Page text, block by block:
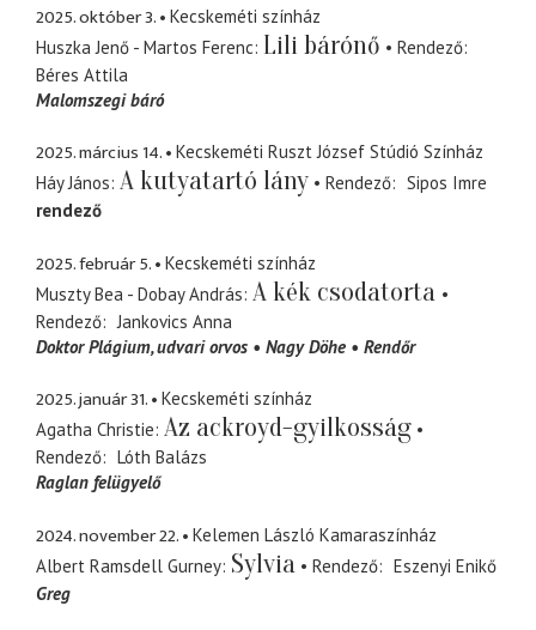
2025. október 3.
Kecskeméti színház
Huszka Jenő - Martos Ferenc Lili bárónő
Rendező
Béres Attila
Malomszegi báró
2025. március 14.
Kecskeméti Ruszt József Stúdió Színház
Háy János A kutyatartó lány Rendező
Sipos Imre
rendező
2025. február 5.
Kecskeméti színház
Muszty Bea - Dobay András A kék csodatorta
Rendező
Jankovics Anna
Doktor Plágium, udvari orvos
Nagy Döhe Rendőr
2025. január 31.
Kecskeméti színház
Agatha Christie Az ackroyd-gyilkosság
Rendező
Lóth Balázs
Raglan felügyelő
2024. november 22.
Kelemen László Kamaraszínház
Albert Ramsdell Gurney Sylvia Rendező
Eszenyi Enikő
Greg